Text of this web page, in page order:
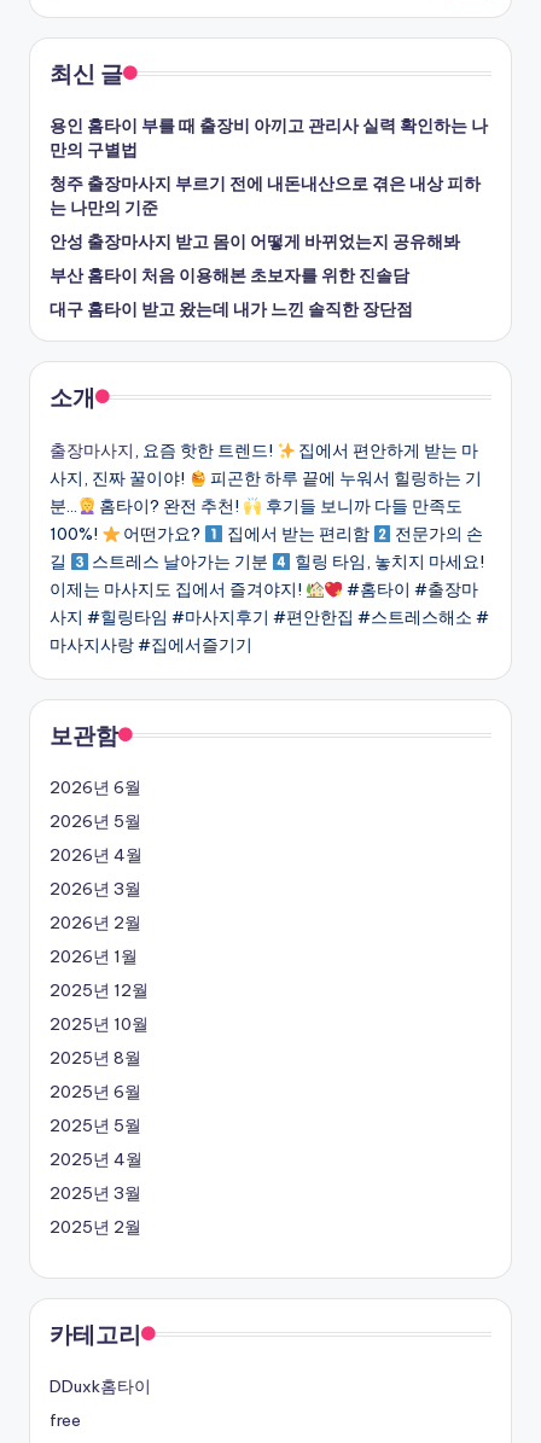
최신 글
용인 홈타이 부를 때 출장비 아끼고 관리사 실력 확인하는 나
만의 구별법
청주 출장마사지 부르기 전에 내돈내산으로 겪은 내상 피하
는 나만의 기준
안성 출장마사지 받고 몸이 어떻게 바뀌었는지 공유해봐
부산 홈타이 처음 이용해본 초보자를 위한 진솔담
대구 홈타이 받고 왔는데 내가 느낀 솔직한 장단점
소개
출장마사지, 요즘 핫한 트렌드!
집에서 편안하게 받는 마
사지, 진짜 꿀이야!
피곤한 하루 끝에 누워서 힐링하는 기
분…
홈타이? 완전 추천!
후기들 보니까 다들 만족도
100%!
어떤가요? 집에서 받는 편리함
전문가의 손
길
스트레스 날아가는 기분
힐링 타임, 놓치지 마세요!
이제는 마사지도 집에서 즐겨야지!
#홈타이 #출장마
사지 #힐링타임 #마사지후기 #편안한집 #스트레스해소 #
마사지사랑 #집에서즐기기
보관함
2026년 6월
2026년 5월
2026년 4월
2026년 3월
2026년 2월
2026년 1월
2025년 12월
2025년 10월
2025년 8월
2025년 6월
2025년 5월
2025년 4월
2025년 3월
2025년 2월
카테고리
DDuxk홈타이
free